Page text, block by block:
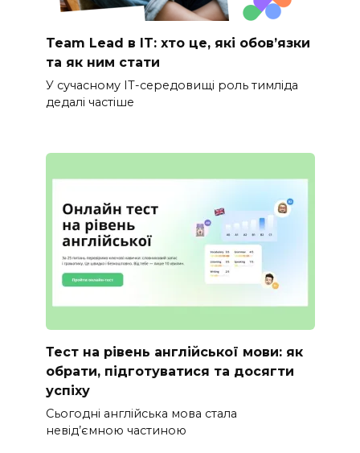
Team Lead в IT: хто це, які обов’язки
та як ним стати
У сучасному IT-середовищі роль тимліда
дедалі частіше
Тест на рівень англійської мови: як
обрати, підготуватися та досягти
успіху
Сьогодні англійська мова стала
невід’ємною частиною